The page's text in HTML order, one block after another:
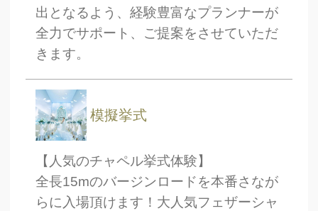
出となるよう、経験豊富なプランナーが
全力でサポート、ご提案をさせていただ
きます。
模擬挙式
【人気のチャペル挙式体験】
全長15mのバージンロードを本番さなが
らに入場頂けます！大人気フェザーシャ
■■■タイトル■■■
予約画面に進む
TEL.0120-117-548